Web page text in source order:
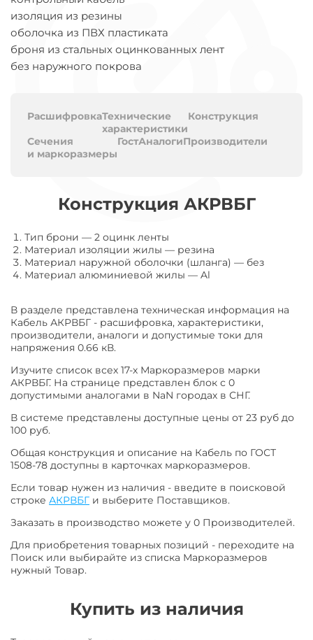
изоляция из резины
оболочка из ПВХ пластиката
броня из стальных оцинкованных лент
без наружного покрова
РасшифровкаТехнические
характеристики
Конструкция
Сечения
и маркоразмеры
ГостАналогиПроизводители
Конструкция АКРВБГ
Тип брони — 2 оцинк ленты
Материал изоляции жилы — резина
Материал наружной оболочки (шланга) — без
Материал алюминиевой жилы — Al
В разделе представлена техническая информация на
Кабель АКРВБГ - расшифровка, характеристики,
производители, аналоги и допустимые токи для
напряжения 0.66 кВ.
Изучите список всех 17-х Маркоразмеров марки
АКРВБГ. На странице представлен блок с 0
допустимыми аналогами в NaN городах в СНГ.
В системе представлены доступные цены от 23 руб до
100 руб.
Общая конструкция и описание на Кабель по ГОСТ
1508-78 доступны в карточках маркоразмеров.
Если товар нужен из наличия - введите в поисковой
строке АКРВБГ и выберите Поставщиков.
Заказать в производство можете у 0 Производителей.
Для приобретения товарных позиций - переходите на
Поиск или выбирайте из списка Маркоразмеров
нужный Товар.
Купить из наличия